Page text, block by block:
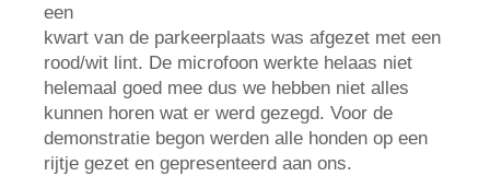
een
kwart van de parkeerplaats was afgezet met een
rood/wit lint. De microfoon werkte helaas niet
helemaal goed mee dus we hebben niet alles
kunnen horen wat er werd gezegd. Voor de
demonstratie begon werden alle honden op een
rijtje gezet en gepresenteerd aan ons.